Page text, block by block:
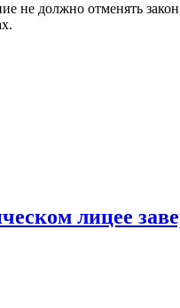
не должно отменять
лицее